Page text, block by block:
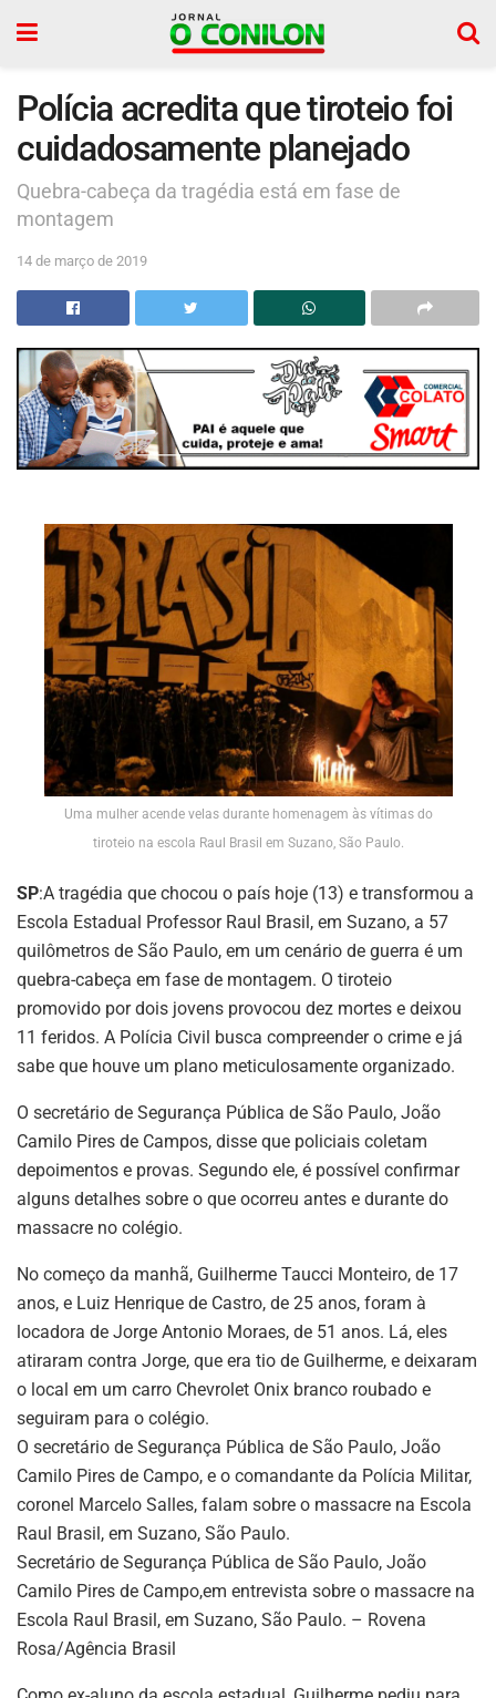
Polícia acredita que tiroteio foi
cuidadosamente planejado
Quebra-cabeça da tragédia está em fase de
montagem
14 de março de 2019
Uma mulher acende velas durante homenagem às vítimas do
tiroteio na escola Raul Brasil em Suzano, São Paulo.
SP:A tragédia que chocou o país hoje (13) e transformou a
Escola Estadual Professor Raul Brasil, em Suzano, a 57
quilômetros de São Paulo, em um cenário de guerra é um
quebra-cabeça em fase de montagem. O tiroteio
promovido por dois jovens provocou dez mortes e deixou
11 feridos. A Polícia Civil busca compreender o crime e já
sabe que houve um plano meticulosamente organizado.
O secretário de Segurança Pública de São Paulo, João
Camilo Pires de Campos, disse que policiais coletam
depoimentos e provas. Segundo ele, é possível confirmar
alguns detalhes sobre o que ocorreu antes e durante do
massacre no colégio.
No começo da manhã, Guilherme Taucci Monteiro, de 17
anos, e Luiz Henrique de Castro, de 25 anos, foram à
locadora de Jorge Antonio Moraes, de 51 anos. Lá, eles
atiraram contra Jorge, que era tio de Guilherme, e deixaram
o local em um carro Chevrolet Onix branco roubado e
seguiram para o colégio.
O secretário de Segurança Pública de São Paulo, João
Camilo Pires de Campo, e o comandante da Polícia Militar,
coronel Marcelo Salles, falam sobre o massacre na Escola
Raul Brasil, em Suzano, São Paulo.
Secretário de Segurança Pública de São Paulo, João
Camilo Pires de Campo,em entrevista sobre o massacre na
Escola Raul Brasil, em Suzano, São Paulo. – Rovena
Rosa/Agência Brasil